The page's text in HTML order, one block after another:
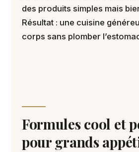
des produits simples mais
Résultat : une cuisine
corps sans plomber
Formules cool et
pour grands